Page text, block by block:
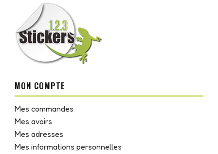
MON COMPTE
Mes commandes
Mes avoirs
Mes adresses
Mes informations personnelles